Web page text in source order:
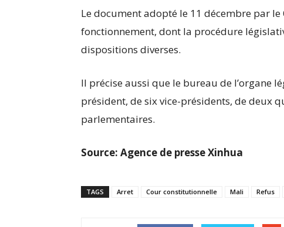
Le document adopté le 11 décembre par
fonctionnement, dont la procédure
dispositions diverses.
Il précise aussi que le bureau de l’organe
président, de six vice-présidents, de deux
parlementaires.
Source: Agence de presse Xinhua
TAGS Arret Cour constitutionnelle Mali Refus